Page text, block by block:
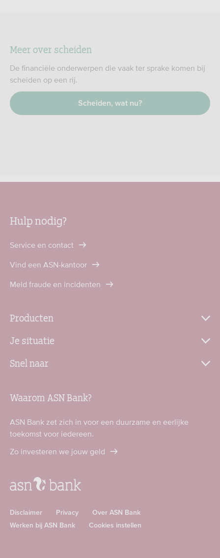
Meer over scheiden
De financiële onderwerpen die vaak ter sprake komen bij
scheiden op een rij.
Scheiden, wat nu?
Hulp nodig?
Service en contact
Vind een ASN-kantoor
Meld fraude en incidenten
Producten
Je situatie
Snel naar
Waarom ASN Bank?
ASN Bank zet zich in voor een duurzame en eerlijke
toekomst voor iedereen.
Zo investeren we jouw geld
Disclaimer Privacy
Over ASN Bank
Werken bij ASN Bank
Cookies instellen